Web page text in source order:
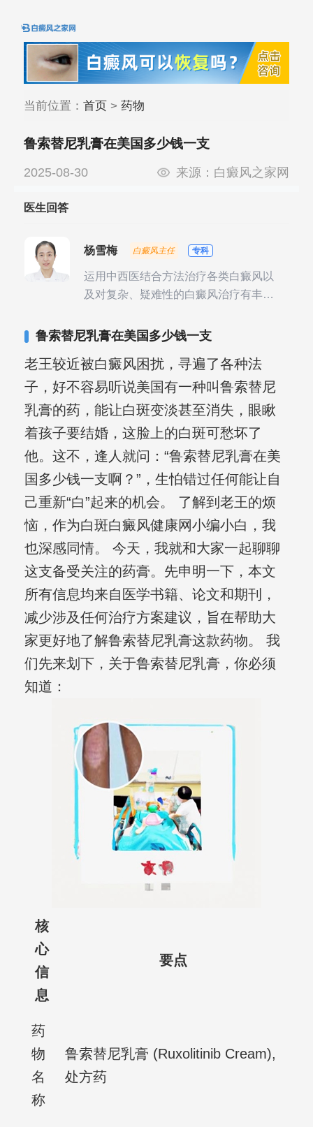
当前位置： 首页> 药物
鲁索替尼乳膏在美国多少钱一支
2025-08-30 来源： 白癜风之家网
医生回答
杨雪梅 白癜风主任 专科
运用中西医结合方法治疗各类白癜风以
及对复杂、疑难性的白癜风治疗有丰富
合巩固用药的调理，并对白癜风患者的
导，全方位帮助患者康复。
鲁索替尼乳膏在美国多少钱一支
老王较近被白癜风困扰，寻遍了各种法
子，好不容易听说美国有一种叫鲁索替尼
乳膏的药，能让白斑变淡甚至消失，眼瞅
着孩子要结婚，这脸上的白斑可愁坏了
他。这不，逢人就问：“鲁索替尼乳膏在美
国多少钱一支啊？”，生怕错过任何能让自
己重新“白”起来的机会。 了解到老王的烦
恼，作为白斑白癜风健康网小编小白，我
也深感同情。 今天，我就和大家一起聊聊
这支备受关注的药膏。先申明一下，本文
所有信息均来自医学书籍、论文和期刊，
减少涉及任何治疗方案建议，旨在帮助大
家更好地了解鲁索替尼乳膏这款药物。 我
们先来划下，关于鲁索替尼乳膏，你必须
知道：
核
心
信
息
要点
药
物
名
称
鲁索替尼乳膏 (Ruxolitinib Cream),
处方药